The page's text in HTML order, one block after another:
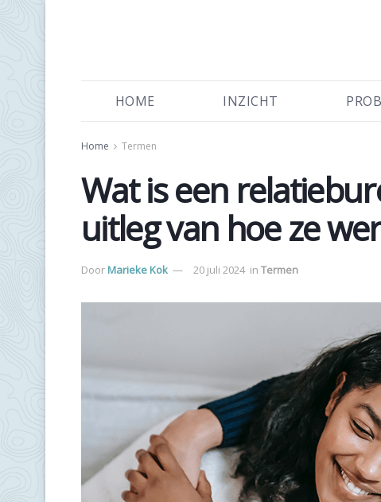
HOME INZICHT
Home Termen
Wat is een
uitleg van hoe ze
DoorMarieke Kok 20 juli 2024 in Termen